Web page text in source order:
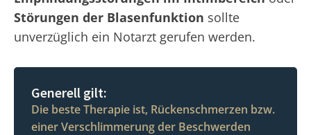
Störungen der Blasenfunktion sollte
unverzüglich ein Notarzt gerufen werden.
Generell gilt:
Die beste Therapie ist, Rückenschmerzen bzw.
einer Verschlimmerung der Beschwerden